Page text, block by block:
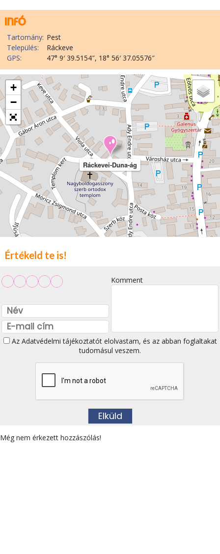
Tartomány: Pest
Település:
Ráckeve
GPS:
47° 9′ 39.5154″, 18° 56′ 37.05576″
Ráckevei-Duna-ág
+
−
Értékeld te is!
Komment
Az Adatvédelmi tájékoztatótelolvastam, és az abban foglaltakat
tudomásul veszem.
Még nem érkezett hozzászólás!